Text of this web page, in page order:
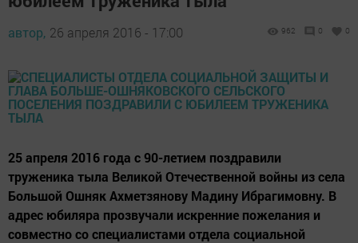
автор, 26 апреля 2016 - 17:00 962 0 0
25 апреля 2016 года с 90-летием поздравили
труженика тыла Великой Отечественной войны из села
Большой Ошняк Ахметзянову Мадину Ибрагимовну. В
адрес юбиляра прозвучали искренние пожелания и
совместно со специалистами отдела социальной